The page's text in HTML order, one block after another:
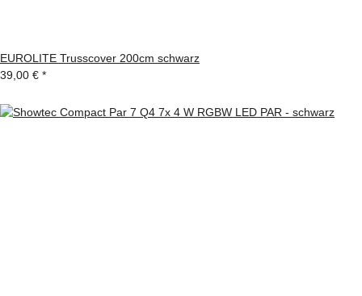
EUROLITE Trusscover 200cm schwarz
39,00 € *